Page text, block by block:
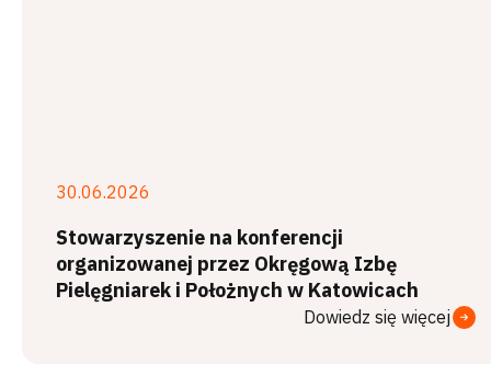
30.06.2026
Stowarzyszenie na konferencji
organizowanej przez Okręgową Izbę
Pielęgniarek i Położnych w Katowicach
Dowiedz się więcej